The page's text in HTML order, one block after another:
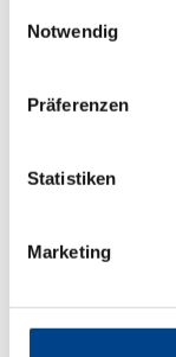
Notwendig
Präferenzen
Statistiken
Marketing
Patienten mit
nur unter den